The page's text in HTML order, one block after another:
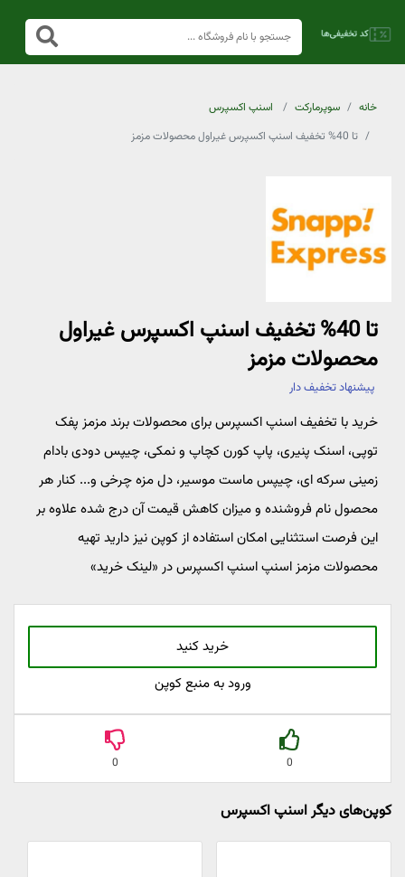
خانه سوپرمارکت
اسنپ اکسپرس
تا 40% تخفیف اسنپ اکسپرس غیراول محصولات مزمز
تا 40% تخفیف اسنپ اکسپرس غیراول
محصولات مزمز
پیشنهاد تخفیف دار
خرید با تخفیف اسنپ اکسپرس برای محصولات برند مزمز پفک
توپی، اسنک پنیری، پاپ کورن کچاپ و نمکی، چیپس دودی بادام
زمینی سرکه ای، چیپس ماست موسیر، دل مزه چرخی و... کنار هر
محصول نام فروشنده و میزان کاهش قیمت آن درج شده علاوه بر
این فرصت استثنایی امکان استفاده از کوپن نیز دارید تهیه
محصولات مزمز اسنپ اسنپ اکسپرس در «لینک خرید»
خرید کنید
ورود به منبع کوپن
0
0
کوپن‌های دیگر اسنپ اکسپرس